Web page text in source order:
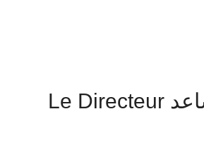
المدير المساعد Le Directeur